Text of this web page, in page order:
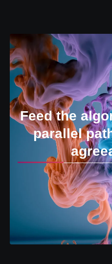
Feed the
parallel